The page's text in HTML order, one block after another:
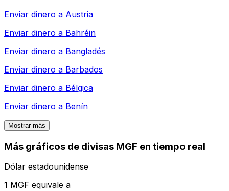
Enviar dinero a Austria
Enviar dinero a Bahréin
Enviar dinero a Bangladés
Enviar dinero a Barbados
Enviar dinero a Bélgica
Enviar dinero a Benín
Mostrar más
Más gráficos de divisas MGF en tiempo real
Dólar estadounidense
1 MGF equivale a